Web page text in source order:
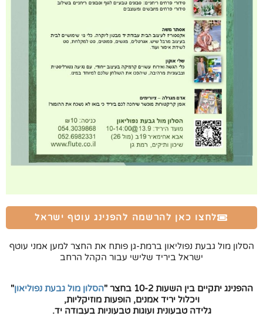
לחצו כאן להרשמה להפנינג עוטף ישראל
הסלון מול גבעת נפוליאון ברמת-גן פותח את החצר למען אמני עוטף
ישראל ביריד שלישי עבור הקהל הרחב
ההפנינג יתקיים בין השעות 10-2 בחצר " הסלון מול גבעת נפוליאון"
ויכלול יריד אמנים, הופעות מוזיקליות,
גלידה טבעונית ועוגות טבעוניות בעבודה יד.